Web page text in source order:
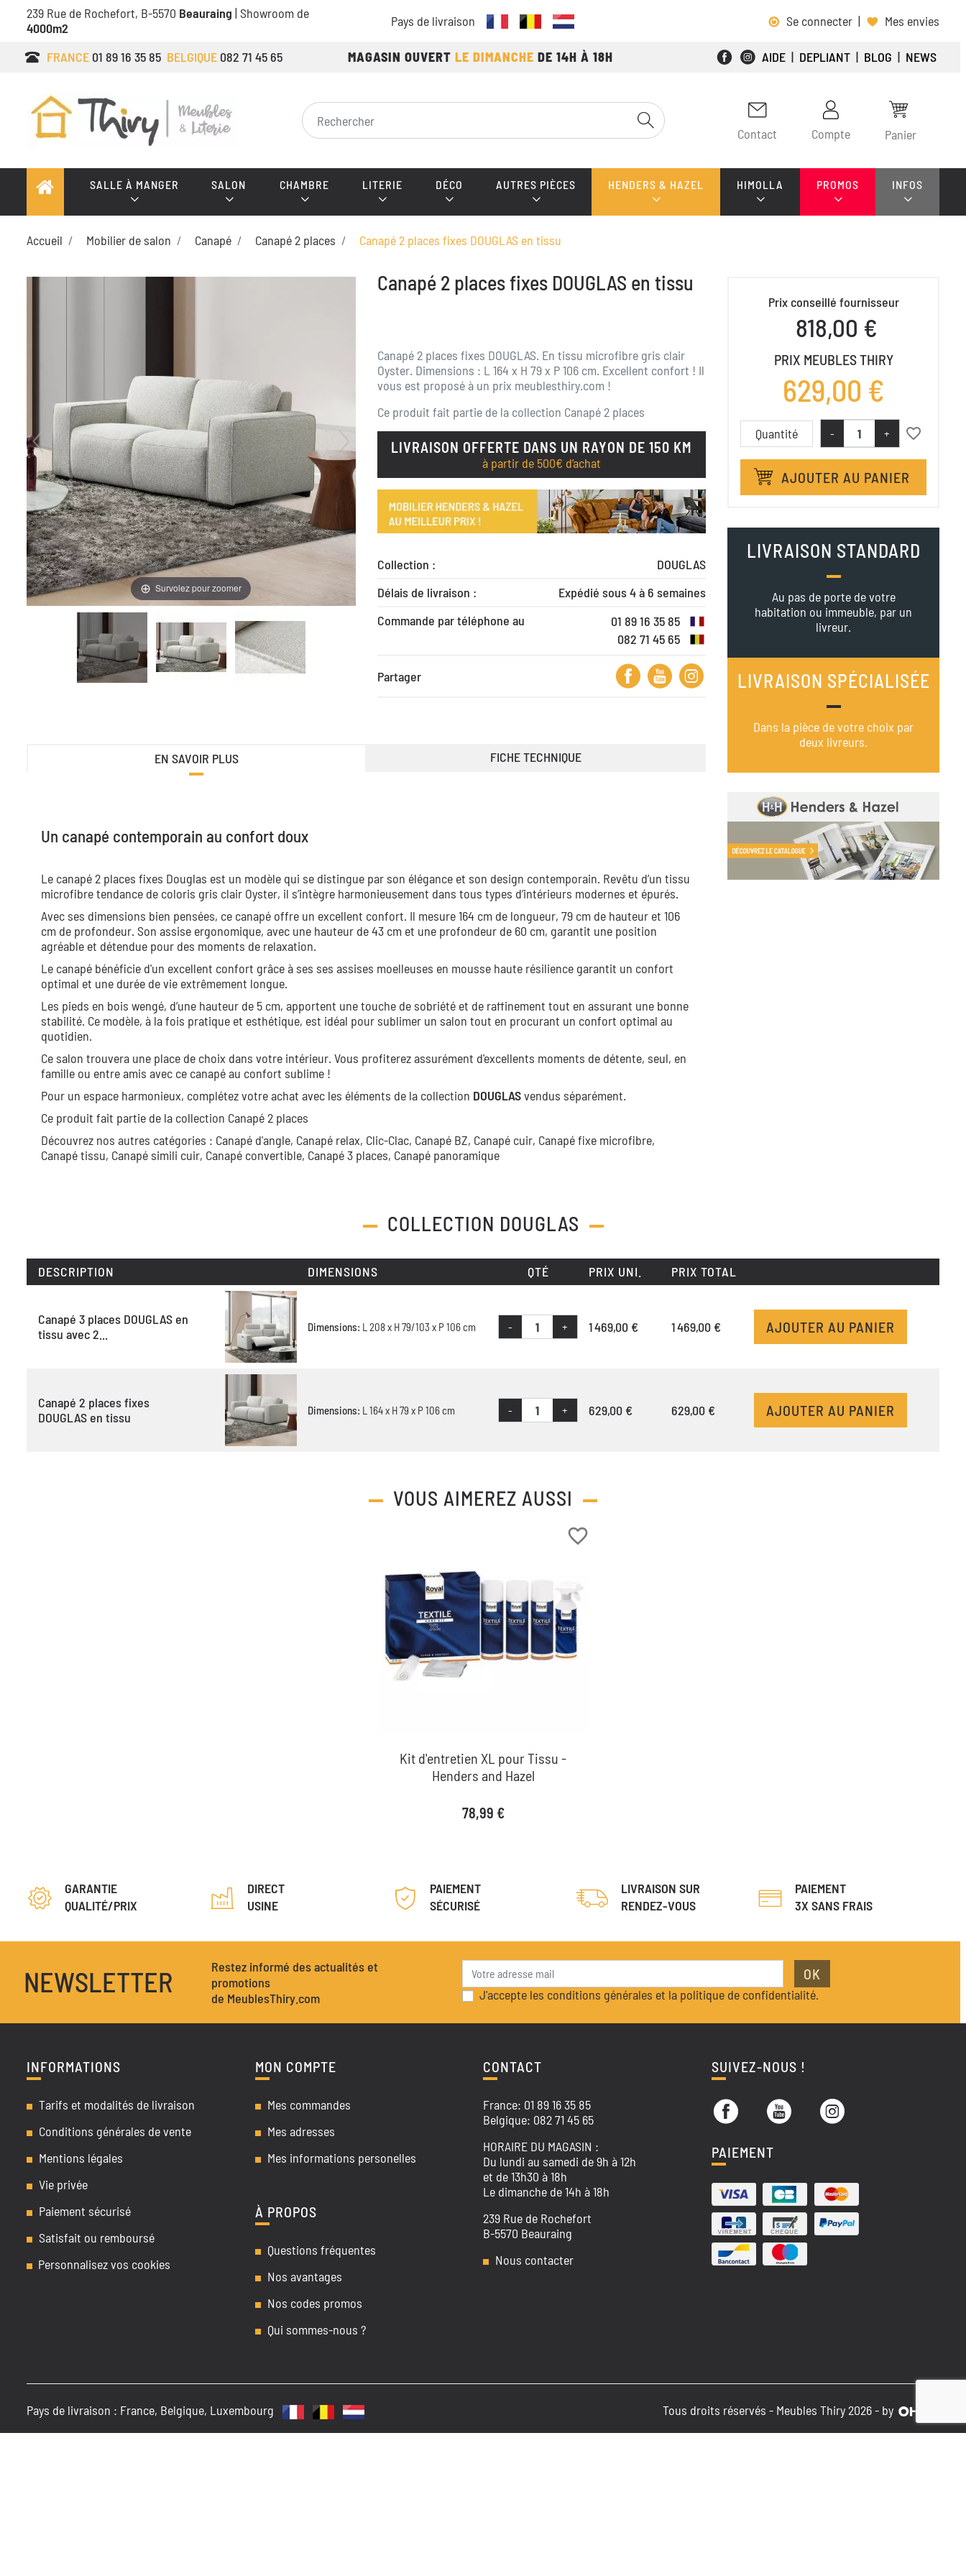
239 Rue de Rochefort, B-5570 Beauraing | Showroom de
4000m2
Pays de livraison Se connecter | Mes envies
FRANCE 01 89 16 35 85 BELGIQUE 082 71 45 65 MAGASIN OUVERT LE DIMANCHE DE 14H À 18H AIDE | DEPLIANT | BLOG | NEWS
Contact Compte Panier
SALLE À MANGER SALON CHAMBRE LITERIE DÉCO AUTRES PIÈCES HENDERS & HAZEL HIMOLLA PROMOS INFOS
Accueil Mobilier de salon Canapé Canapé 2 places Canapé 2 places fixes DOUGLAS en tissu
Survolez pour zoomer
Canapé 2 places fixes DOUGLAS en tissu
Canapé 2 places fixes DOUGLAS. En tissu microfibre gris clair
Oyster. Dimensions : L 164 x H 79 x P 106 cm. Excellent confort ! Il
vous est proposé à un prix meublesthiry.com !
Ce produit fait partie de la collection Canapé 2 places
LIVRAISON OFFERTE DANS UN RAYON DE 150 KM
à partir de 500€ d’achat
Collection :
DOUGLAS
Délais de livraison :
Expédié sous 4 à 6 semaines
Commande par téléphone au
01 89 16 35 85
082 71 45 65
Partager
EN SAVOIR PLUS FICHE TECHNIQUE
Un canapé contemporain au confort doux
Le canapé 2 places fixes Douglas est un modèle qui se distingue par son élégance et son design contemporain. Revêtu d’un tissu
microfibre tendance de coloris gris clair Oyster, il s’intègre harmonieusement dans tous types d’intérieurs modernes et épurés.
Avec ses dimensions bien pensées, ce canapé offre un excellent confort. Il mesure 164 cm de longueur, 79 cm de hauteur et 106
cm de profondeur. Son assise ergonomique, avec une hauteur de 43 cm et une profondeur de 60 cm, garantit une position
agréable et détendue pour des moments de relaxation.
Le canapé bénéficie d'un excellent confort grâce à ses ses assises moelleuses en mousse haute résilience garantit un confort
optimal et une durée de vie extrêmement longue.
Les pieds en bois wengé, d’une hauteur de 5 cm, apportent une touche de sobriété et de raffinement tout en assurant une bonne
stabilité. Ce modèle, à la fois pratique et esthétique, est idéal pour sublimer un salon tout en procurant un confort optimal au
quotidien.
Ce salon trouvera une place de choix dans votre intérieur. Vous profiterez assurément d'excellents moments de détente, seul, en
famille ou entre amis avec ce canapé au confort sublime !
Pour un espace harmonieux, complétez votre achat avec les éléments de la collection DOUGLASvendus séparément.
Ce produit fait partie de la collection Canapé 2 places
Découvrez nos autres catégories : Canapé d'angle, Canapé relax, Clic-Clac, Canapé BZ, Canapé cuir, Canapé fixe microfibre,
Canapé tissu, Canapé simili cuir, Canapé convertible, Canapé 3 places, Canapé panoramique
Prix conseillé fournisseur
818,00 €
PRIX MEUBLES THIRY
629,00 €
Quantité - + favorite_border
AJOUTER AU PANIER
LIVRAISON STANDARD
Au pas de porte de votre
habitation ou immeuble, par un
livreur.
LIVRAISON SPÉCIALISÉE
Dans la pièce de votre choix par
deux livreurs.
COLLECTION DOUGLAS
DESCRIPTION DIMENSIONS QTÉ PRIX UNI. PRIX TOTAL
Canapé 3 places DOUGLAS en
tissu avec 2...
Dimensions: L 208 x H 79/103 x P 106 cm - + 1 469,00 € 1 469,00 € AJOUTER AU PANIER
Canapé 2 places fixes
DOUGLAS en tissu
Dimensions: L 164 x H 79 x P 106 cm - + 629,00 € 629,00 € AJOUTER AU PANIER
VOUS AIMEREZ AUSSI
favorite_border
Kit d'entretien XL pour Tissu -
Henders and Hazel
Prix
78,99 €
GARANTIE
QUALITÉ/PRIX
DIRECT
USINE
PAIEMENT
SÉCURISÉ
LIVRAISON SUR
RENDEZ-VOUS
PAIEMENT
3X SANS FRAIS
NEWSLETTER
Restez informé des actualités et
promotions
de MeublesThiry.com
OK
J'accepte les conditions générales et la politique de confidentialité.
INFORMATIONS
Tarifs et modalités de livraison
Conditions générales de vente
Mentions légales
Vie privée
Paiement sécurisé
Satisfait ou remboursé
Personnalisez vos cookies
À PROPOS
Questions fréquentes
Nos avantages
Nos codes promos
Qui sommes-nous ?
MON COMPTE
Mes commandes
Mes adresses
Mes informations personelles
CONTACT
France: 01 89 16 35 85
Belgique: 082 71 45 65
HORAIRE DU MAGASIN :
Du lundi au samedi de 9h à 12h
et de 13h30 à 18h
Le dimanche de 14h à 18h
239 Rue de Rochefort
B-5570 Beauraing
Nous contacter
SUIVEZ-NOUS !
PAIEMENT
Pays de livraison : France, Belgique, Luxembourg Tous droits réservés - Meubles Thiry 2026 - by